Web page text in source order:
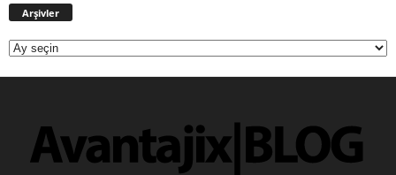
Arşivler